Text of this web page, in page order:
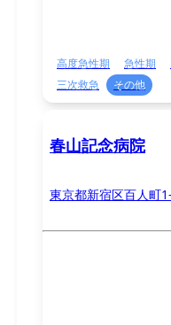
高度急性期 急性期
三次救急
その他
春山記念病院
東京都新宿区百人町